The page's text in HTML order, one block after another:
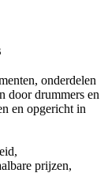
onderdelen
door drummers en
en opgericht in
prijzen,